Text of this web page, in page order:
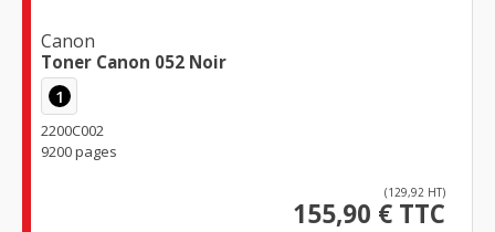
Canon
Toner Canon 052 Noir
1
2200C002
9200 pages
(129,92 HT)
155,90 € TTC